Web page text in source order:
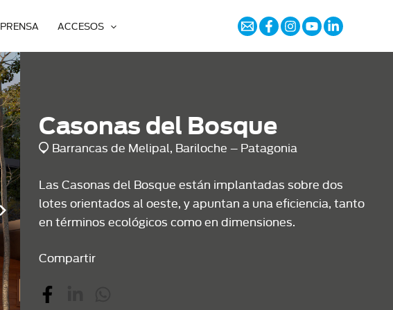
PRENSA ACCESOS
Casonas del Bosque
Barrancas de Melipal, Bariloche – Patagonia
Las Casonas del Bosque están implantadas sobre dos
lotes orientados al oeste, y apuntan a una eficiencia, tanto
en términos ecológicos como en dimensiones.
Compartir